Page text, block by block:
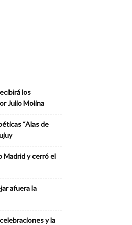
los
Julio Molina
“Alas de
Madrid y cerró el
afuera la
y la